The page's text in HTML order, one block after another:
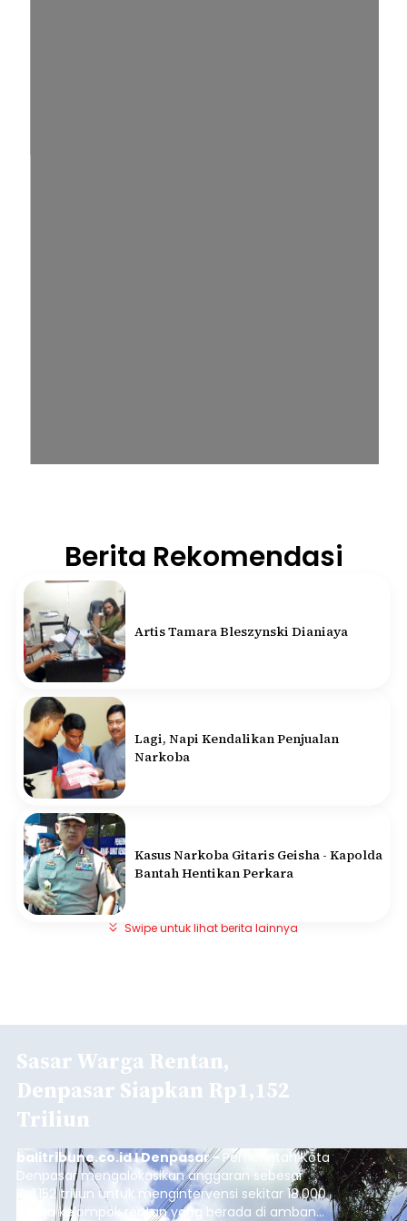
Berita Rekomendasi
Artis Tamara Bleszynski Dianiaya
Lagi, Napi Kendalikan Penjualan
Narkoba
Kasus Narkoba Gitaris Geisha - Kapolda
Bantah Hentikan Perkara
Swipe untuk lihat berita lainnya
Sasar Warga Rentan,
Denpasar Siapkan Rp1,152
Triliun
balitribune.co.id I Denpasar - Pemerintah Kota
Denpasar mengalokasikan anggaran sebesar
Rp1,152 triliun untuk mengintervensi sekitar 18.000
warga kelompok rentan yang berada di ambang